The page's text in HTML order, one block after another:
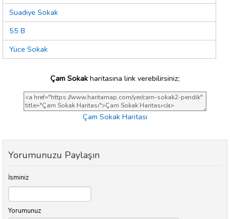
Suadiye Sokak
55 B
Yüce Sokak
Çam Sokak haritasına link verebilirsiniz;
Çam Sokak Haritası
Yorumunuzu Paylaşın
İsminiz
Yorumunuz